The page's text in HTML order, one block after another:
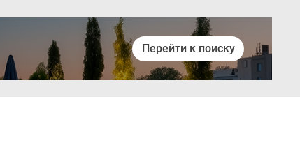
Перейти к поиску